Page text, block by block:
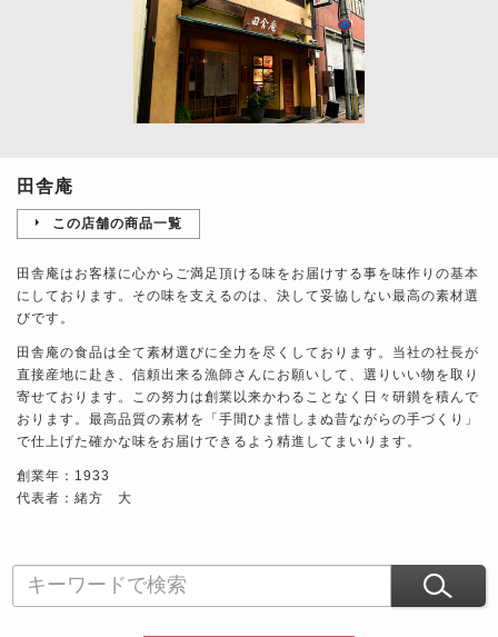
田舎庵
この店舗の商品一覧
田舎庵はお客様に心からご満足頂ける味をお届けする事を味作りの基本
にしております。その味を支えるのは、決して妥協しない最高の素材選
びです。
田舎庵の食品は全て素材選びに全力を尽くしております。当社の社長が
直接産地に赴き、信頼出来る漁師さんにお願いして、選りいい物を取り
寄せております。この努力は創業以来かわることなく日々研鑚を積んで
おります。最高品質の素材を「手間ひま惜しまぬ昔ながらの手づくり」
で仕上げた確かな味をお届けできるよう精進してまいります。
創業年：1933
代表者：緒方 大